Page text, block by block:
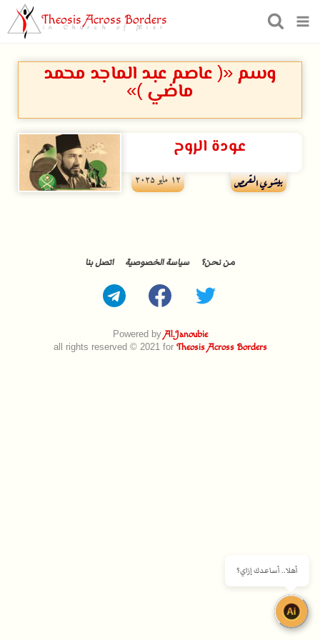
Theosis Across Borders
in Church of Misr
وسم «( عاصم عبد الماجد محمد
ماضي )»
عودة الروح
بيشوي القمص ۱۲ مايو ۲۰۲۵
Powered byAl.Janoubie
all rights reserved © 2021 for Theosis Across Borders
من نحن؟ سياسة الخصوصية اتصل بنا
أهلا.. أساعدك إزاي؟